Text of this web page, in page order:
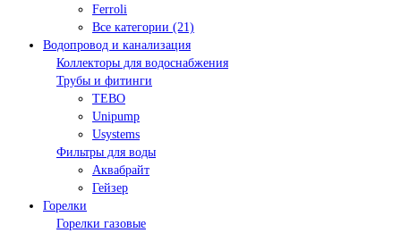
Ferroli
Все категории (21)
Водопровод и канализация
Коллекторы для водоснабжения
Трубы и фитинги
TEBO
Unipump
Usystems
Фильтры для воды
Аквабрайт
Гейзер
Горелки
Горелки газовые